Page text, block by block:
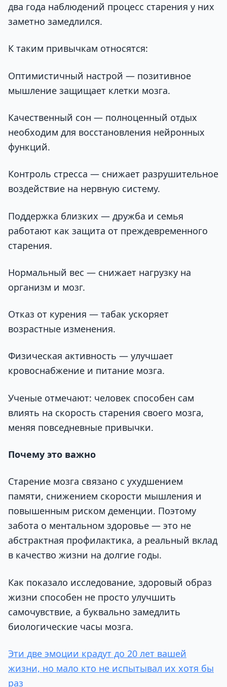
два года наблюдений процесс старения у них
заметно замедлился.
К таким привычкам относятся:
Оптимистичный настрой — позитивное
мышление защищает клетки мозга.
Качественный сон — полноценный отдых
необходим для восстановления нейронных
функций.
Контроль стресса — снижает разрушительное
воздействие на нервную систему.
Поддержка близких — дружба и семья
работают как защита от преждевременного
старения.
Нормальный вес — снижает нагрузку на
организм и мозг.
Отказ от курения — табак ускоряет
возрастные изменения.
Физическая активность — улучшает
кровоснабжение и питание мозга.
Ученые отмечают: человек способен сам
влиять на скорость старения своего мозга,
меняя повседневные привычки.
Почему это важно
Старение мозга связано с ухудшением
памяти, снижением скорости мышления и
повышенным риском деменции. Поэтому
забота о ментальном здоровье — это не
абстрактная профилактика, а реальный вклад
в качество жизни на долгие годы.
Как показало исследование, здоровый образ
жизни способен не просто улучшить
самочувствие, а буквально замедлить
биологические часы мозга.
Эти две эмоции крадут до 20 лет вашей
жизни, но мало кто не испытывал их хотя бы
раз